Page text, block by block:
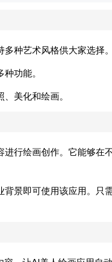
种艺术风格供大家选择。
功能。
美化和绘画。
行绘画创作。它能够在
景即可使用该应用。只